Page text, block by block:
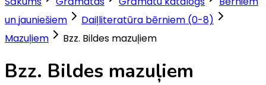
un jauniešiem
Daiļliteratūra bērniem (0-8)
Mazuļiem
Bzz. Bildes mazuļiem
Bzz. Bildes mazuļiem